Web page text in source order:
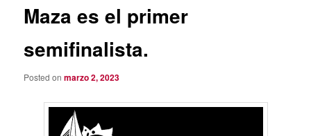
Maza es el primer
semifinalista.
Posted onmarzo 2, 2023